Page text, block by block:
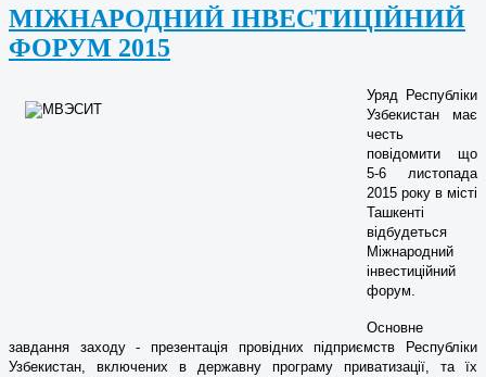
МІЖНАРОДНИЙ ІНВЕСТИЦІЙНИЙ
ФОРУМ 2015
Уряд Республіки
Узбекистан має
честь
повідомити що
5-6 листопада
2015 року в місті
Ташкенті
відбудеться
Міжнародний
інвестиційний
форум.
Основне
завдання заходу - презентація провідних підприємств Республіки
Узбекистан, включених в державну програму приватизації, та їх